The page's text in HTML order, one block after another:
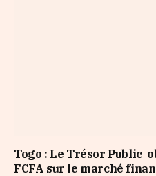
Togo : Le Trésor Public
FCFA sur le marché